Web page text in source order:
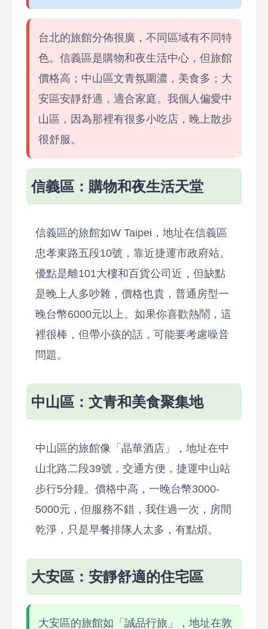
台北的旅館分佈很廣，不同區域有不同特
色。信義區是購物和夜生活中心，但旅館
價格高；中山區文青氛圍濃，美食多；大
安區安靜舒適，適合家庭。我個人偏愛中
山區，因為那裡有很多小吃店，晚上散步
很舒服。
信義區：購物和夜生活天堂
信義區的旅館如W Taipei，地址在信義區
忠孝東路五段10號，靠近捷運市政府站。
優點是離101大樓和百貨公司近，但缺點
是晚上人多吵雜，價格也貴，普通房型一
晚台幣6000元以上。如果你喜歡熱鬧，這
裡很棒，但帶小孩的話，可能要考慮噪音
問題。
中山區：文青和美食聚集地
中山區的旅館像「晶華酒店」，地址在中
山北路二段39號，交通方便，捷運中山站
步行5分鐘。價格中高，一晚台幣3000-
5000元，但服務不錯，我住過一次，房間
乾淨，只是早餐排隊人太多，有點煩。
大安區：安靜舒適的住宅區
大安區的旅館如「誠品行旅」，地址在敦